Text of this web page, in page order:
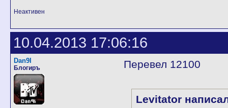
Неактивен
10.04.2013 17:06:16
Dan9I
Блогиръ Перевел 12100
Levitator